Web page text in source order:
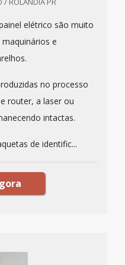
elétrico são muito
e
no processo
router, a laser ou
intactas.
de identific...